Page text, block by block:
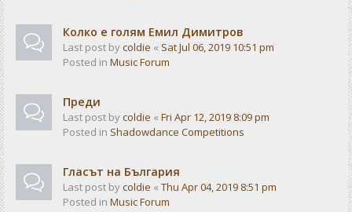
Колко е голям Емил Димитров
Last post bycoldie « Sat Jul 06, 2019 10:51 pm
Posted in Music Forum
Преди
Last post bycoldie « Fri Apr 12, 2019 8:09 pm
Posted in Shadowdance Competitions
Гласът на България
Last post bycoldie « Thu Apr 04, 2019 8:51 pm
Posted in Music Forum